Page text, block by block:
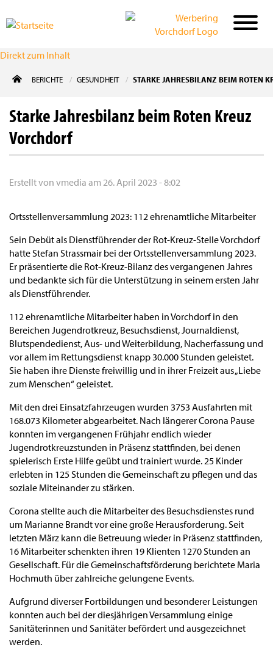
Direkt zum Inhalt
BERICHTE GESUNDHEIT STARKE JAHRESBILANZ BEIM ROTEN
Starke Jahresbilanz beim Roten Kreuz
Vorchdorf
Erstellt von vmedia am 26. April 2023 - 8:02
Ortsstellenversammlung 2023: 112 ehrenamtliche Mitarbeiter
Sein Debüt als Dienstführender der Rot-Kreuz-Stelle Vorchdorf
hatte Stefan Strassmair bei der Ortsstellenversammlung 2023.
Er präsentierte die Rot-Kreuz-Bilanz des vergangenen Jahres
und bedankte sich für die Unterstützung in seinem ersten Jahr
als Dienstführender.
112 ehrenamtliche Mitarbeiter haben in Vorchdorf in den
Bereichen Jugendrotkreuz, Besuchsdienst, Journaldienst,
Blutspendedienst, Aus- und Weiterbildung, Nacherfassung und
vor allem im Rettungsdienst knapp 30.000 Stunden geleistet.
Sie haben ihre Dienste freiwillig und in ihrer Freizeit aus „Liebe
zum Menschen“ geleistet.
Mit den drei Einsatzfahrzeugen wurden 3753 Ausfahrten mit
168.073 Kilometer abgearbeitet. Nach längerer Corona Pause
konnten im vergangenen Frühjahr endlich wieder
Jugendrotkreuzstunden in Präsenz stattfinden, bei denen
spielerisch Erste Hilfe geübt und trainiert wurde. 25 Kinder
erlebten in 125 Stunden die Gemeinschaft zu pflegen und das
soziale Miteinander zu stärken.
Corona stellte auch die Mitarbeiter des Besuchsdienstes rund
um Marianne Brandt vor eine große Herausforderung. Seit
letzten März kann die Betreuung wieder in Präsenz stattfinden,
16 Mitarbeiter schenkten ihren 19 Klienten 1270 Stunden an
Gesellschaft. Für die Gemeinschaftsförderung berichtete Maria
Hochmuth über zahlreiche gelungene Events.
Aufgrund diverser Fortbildungen und besonderer Leistungen
konnten auch bei der diesjährigen Versammlung einige
Sanitäterinnen und Sanitäter befördert und ausgezeichnet
werden.